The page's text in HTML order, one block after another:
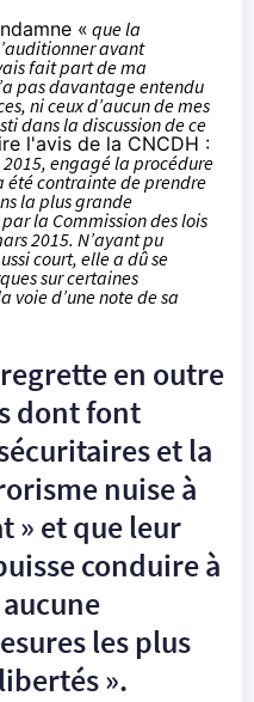
« que la
avant
fait part de ma
pas davantage entendu
ni ceux d’aucun de mes
dans la discussion de ce
l'avis de la CNCDH :
engagé la procédure
été contrainte de prendre
la plus grande
la Commission des lois
2015. N’ayant pu
court, elle a dû se
sur certaines
voie d’une note de sa
en outre
dont font
et la
nuise à
» et que leur
conduire à
les plus
».